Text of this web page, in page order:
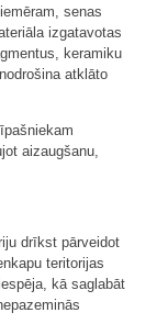
senas
izgatavotas
keramiku
atklāto
aizaugšanu,
drīkst pārveidot
teritorijas
kā saglabāt